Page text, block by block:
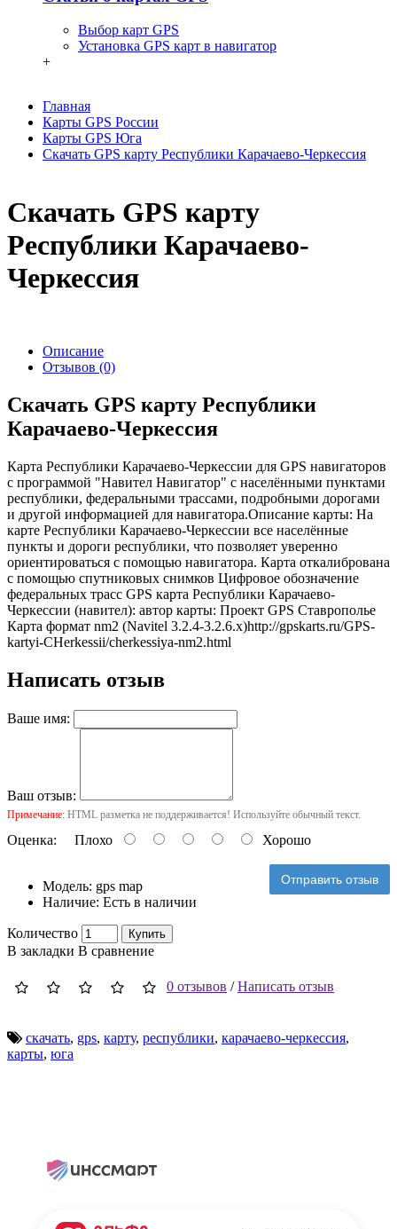
Выбор карт GPS
Установка GPS карт в навигатор
+
Главная
Карты GPS России
Карты GPS Юга
Скачать GPS карту Республики Карачаево-Черкессия
Скачать GPS карту
Республики Карачаево-
Черкессия
Описание
Отзывов (0)
Скачать GPS карту Республики
Карачаево-Черкессия
Карта Республики Карачаево-Черкессии для GPS навигаторов
с программой "Навител Навигатор" с населёнными пунктами
республики, федеральными трассами, подробными дорогами
и другой информацией для навигатора.Описание карты: На
карте Республики Карачаево-Черкессии все населённые
пункты и дороги республики, что позволяет уверенно
ориентироваться с помощью навигатора. Карта откалибрована
с помощью спутниковых снимков Цифровое обозначение
федеральных трасс GPS карта Республики Карачаево-
Черкессии (навител): автор карты: Проект GPS Ставрополье
Карта формат nm2 (Navitel 3.2.4-3.2.6.x)http://gpskarts.ru/GPS-
kartyi-CHerkessii/cherkessiya-nm2.html
Написать отзыв
Ваше имя:
Ваш отзыв:
Примечание: HTML разметка не поддерживается! Используйте обычный текст.
Оценка: Плохо Хорошо
Отправить отзыв
Модель: gps map
Наличие: Есть в наличии
Количество Купить
В закладки В сравнение
0 отзывов /Написать отзыв
скачать, gps, карту, республики, карачаево-черкессия,
карты, юга